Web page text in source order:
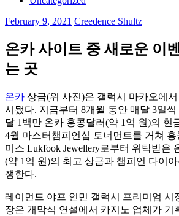
February 9, 2021 Creedence Shultz
온카 사이트 중 새로운 이
는 곳
온카 상금(위 사진)은 갤럭시 마카오에
시됐다. 지금부터 8개월 동안 매달 3일
달 1백만 온카 홍콩달러(약 1억 원)의 현
4월 마스터챔피언십 토너먼트를 거쳐
미스 Lukfook Jewellery로부터 위탁받은
(약 1억 원)의 최고 상금과 챔피언 다이
쟁한다.
레이먼드 야프 인민 갤럭시 프리미엄 시
장은 개막식 연설에서 카지노 업체가 기